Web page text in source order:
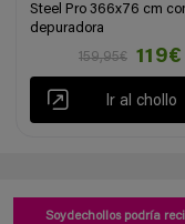
Steel Pro 366x76 cm
depuradora
159,95€
119€
Ir al chollo
Soydechollos podría